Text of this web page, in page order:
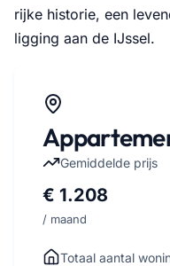
rijke historie, een
ligging aan de IJssel.
Gemiddelde prijs
€ 1.208
/ maand
Totaal aantal